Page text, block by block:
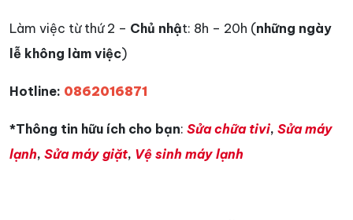
Làm việc từ thứ 2 – Chủ nhật: 8h – 20h (những ngày
lễ không làm việc)
Hotline: 0862016871
*Thông tin hữu ích cho bạn: Sửa chữa tivi, Sửa máy
lạnh, Sửa máy giặt, Vệ sinh máy lạnh